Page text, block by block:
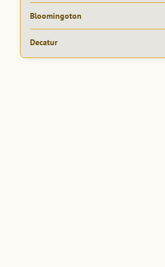
Bloomingoton
Decatur